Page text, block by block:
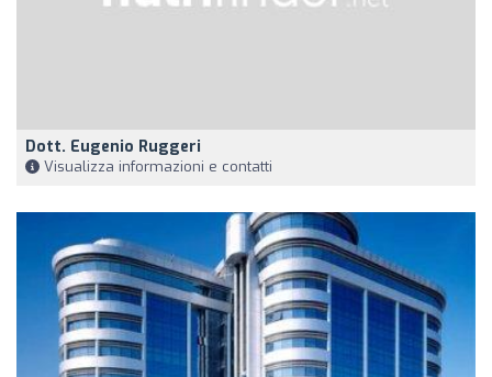
Dott. Eugenio Ruggeri
Visualizza informazioni e contatti